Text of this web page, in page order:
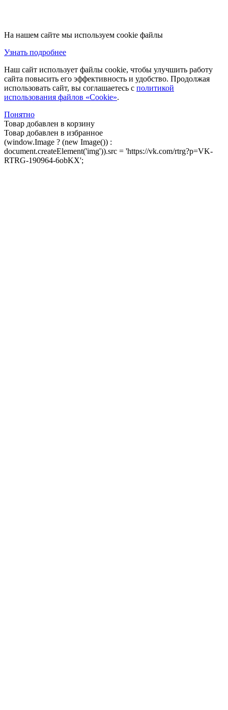
На нашем сайте мы используем cookie файлы
Узнать подробнее
Наш сайт использует файлы cookie, чтобы улучшить работу
сайта повысить его эффективность и удобство. Продолжая
использовать сайт, вы соглашаетесь с политикой
использования файлов «Cookie».
Понятно
Товар добавлен в корзину
Товар добавлен в избранное
(window.Image ? (new Image()) :
document.createElement('img')).src = 'https://vk.com/rtrg?p=VK-
RTRG-190964-6obKX';